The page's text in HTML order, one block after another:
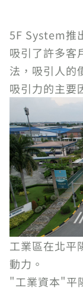
5F System推
吸引了許多客
法，吸引人的
吸引力的主要
工業區在北平
動力。
"工業資本"平